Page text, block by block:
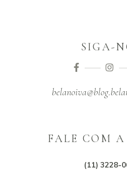
SIGA-
FALE COM A
(11) 3228-